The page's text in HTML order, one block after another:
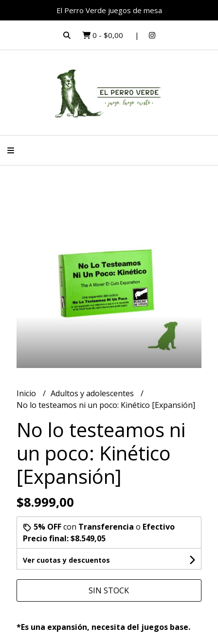
El Perro Verde juegos de mesa
0 - $0,00
Inicio
Adultos y adolescentes
No lo testeamos ni un poco: Kinético [Expansión]
No lo testeamos ni
un poco: Kinético
[Expansión]
$8.999,00
5% OFFcon Transferencia o Efectivo
Precio final:$8.549,05
Ver cuotas y descuentos
SIN STOCK
*Es una expansión, necesita del juegos base.